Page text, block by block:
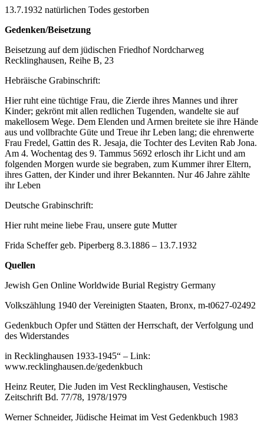
13.7.1932 natürlichen Todes gestorben
Gedenken/Beisetzung
Beisetzung auf dem jüdischen Friedhof Nordcharweg
Recklinghausen, Reihe B, 23
Hebräische Grabinschrift:
Hier ruht eine tüchtige Frau, die Zierde ihres Mannes und ihrer
Kinder; gekrönt mit allen redlichen Tugenden, wandelte sie auf
makellosem Wege. Dem Elenden und Armen breitete sie ihre Hände
aus und vollbrachte Güte und Treue ihr Leben lang; die ehrenwerte
Frau Fredel, Gattin des R. Jesaja, die Tochter des Leviten Rab Jona.
Am 4. Wochentag des 9. Tammus 5692 erlosch ihr Licht und am
folgenden Morgen wurde sie begraben, zum Kummer ihrer Eltern,
ihres Gatten, der Kinder und ihrer Bekannten. Nur 46 Jahre zählte
ihr Leben
Deutsche Grabinschrift:
Hier ruht meine liebe Frau, unsere gute Mutter
Frida Scheffer geb. Piperberg 8.3.1886 – 13.7.1932
Quellen
Jewish Gen Online Worldwide Burial Registry Germany
Volkszählung 1940 der Vereinigten Staaten, Bronx, m-t0627-02492
Gedenkbuch Opfer und Stätten der Herrschaft, der Verfolgung und
des Widerstandes
in Recklinghausen 1933-1945“ – Link:
www.recklinghausen.de/gedenkbuch
Heinz Reuter, Die Juden im Vest Recklinghausen, Vestische
Zeitschrift Bd. 77/78, 1978/1979
Werner Schneider, Jüdische Heimat im Vest Gedenkbuch 1983